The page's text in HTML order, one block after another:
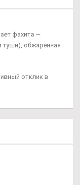
фахита —
туши), обжаренная
отклик в